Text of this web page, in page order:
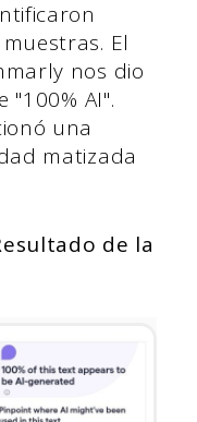
El
nos dio
AI".
una
matizada
de la